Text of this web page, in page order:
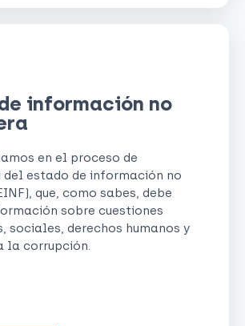
información no
en el proceso de
estado de información no
que, como sabes, debe
sobre cuestiones
sociales, derechos humanos y
la corrupción.